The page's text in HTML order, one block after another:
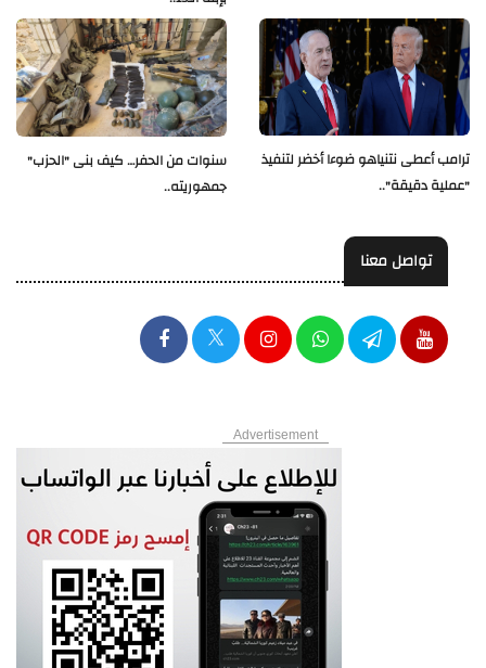
سنوات من الحفر… كيف بنى "الحزب"
جمهوريته..
ترامب أعطى نتنياهو ضوءا أخضر لتنفيذ
"عملية دقيقة"..
تواصل معنا
Advertisement